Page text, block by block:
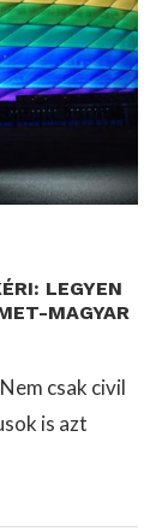
LEGYEN
MAGYAR
csak civil
is azt